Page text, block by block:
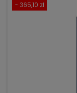
- 365,10 zł